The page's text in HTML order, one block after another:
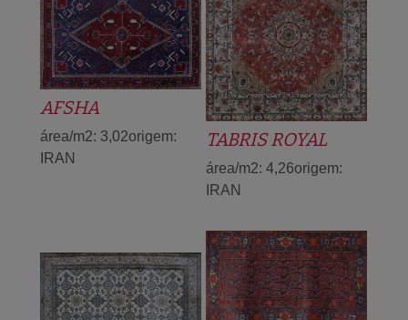
TABRIS ROYAL
área/m2: 4,26origem:
IRAN
AFSHA
área/m2: 3,02origem:
IRAN